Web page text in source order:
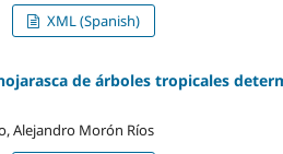
XML (Spanish)
de árboles tropicales
Alejandro Morón Ríos